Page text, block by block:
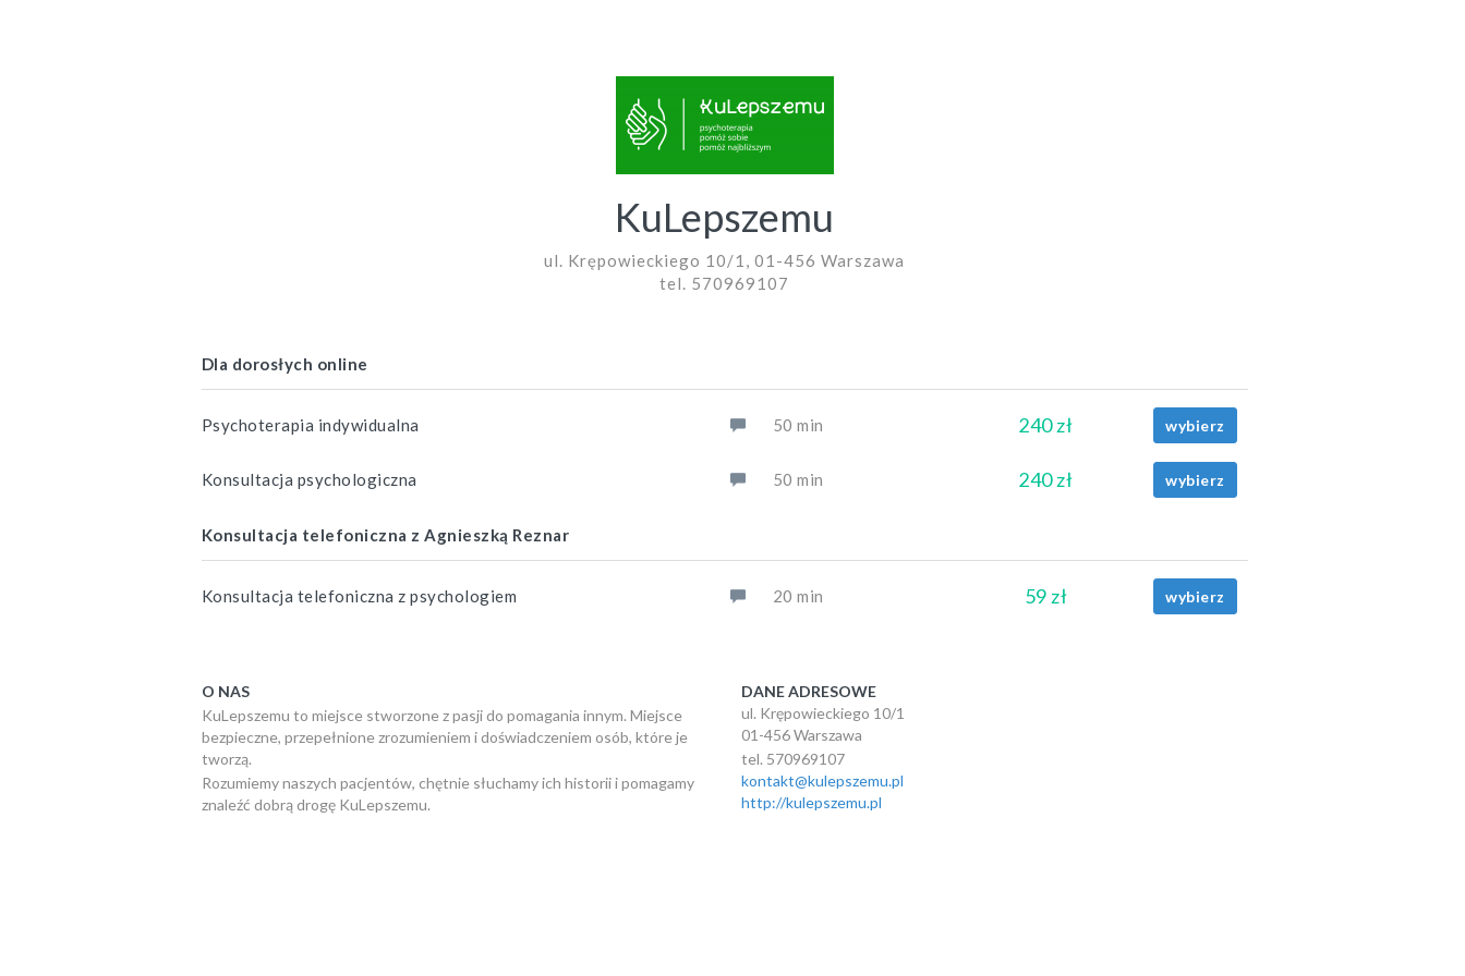
KuLepszemu
ul. Krępowieckiego 10/1, 01-456 Warszawa
tel. 570969107
Dla dorosłych online
Psychoterapia indywidualna 50 min 240 zł wybierz
Konsultacja psychologiczna 50 min 240 zł wybierz
Konsultacja telefoniczna z Agnieszką Reznar
Konsultacja telefoniczna z psychologiem 20 min 59 zł wybierz
O NAS
KuLepszemu to miejsce stworzone z pasji do pomagania innym. Miejsce
bezpieczne, przepełnione zrozumieniem i doświadczeniem osób, które je
tworzą.
Rozumiemy naszych pacjentów, chętnie słuchamy ich historii i pomagamy
znaleźć dobrą drogę KuLepszemu.
DANE ADRESOWE
ul. Krępowieckiego 10/1
01-456 Warszawa
tel. 570969107
kontakt@kulepszemu.pl
http://kulepszemu.pl